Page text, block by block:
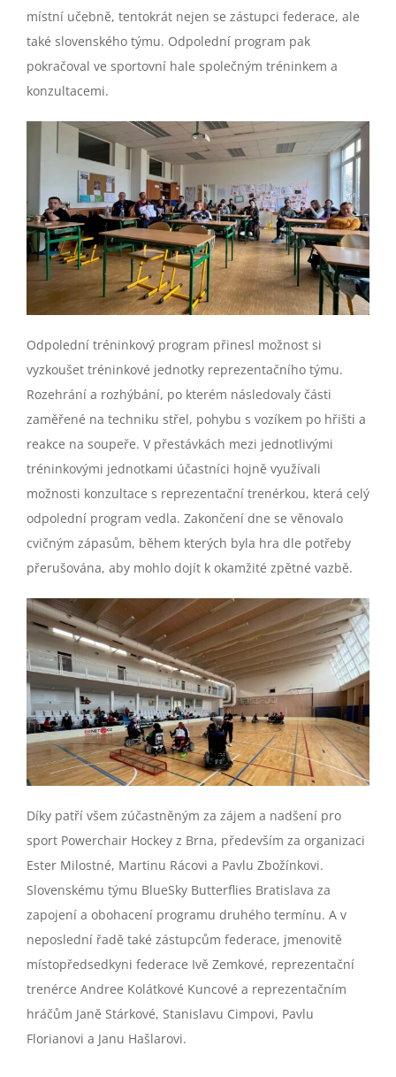
místní učebně, tentokrát nejen se zástupci federace, ale
také slovenského týmu. Odpolední program pak
pokračoval ve sportovní hale společným tréninkem a
konzultacemi.
Odpolední tréninkový program přinesl možnost si
vyzkoušet tréninkové jednotky reprezentačního týmu.
Rozehrání a rozhýbání, po kterém následovaly části
zaměřené na techniku střel, pohybu s vozíkem po hřišti a
reakce na soupeře. V přestávkách mezi jednotlivými
tréninkovými jednotkami účastníci hojně využívali
možnosti konzultace s reprezentační trenérkou, která celý
odpolední program vedla. Zakončení dne se věnovalo
cvičným zápasům, během kterých byla hra dle potřeby
přerušována, aby mohlo dojít k okamžité zpětné vazbě.
Díky patří všem zúčastněným za zájem a nadšení pro
sport Powerchair Hockey z Brna, především za organizaci
Ester Milostné, Martinu Rácovi a Pavlu Zbožínkovi.
Slovenskému týmu BlueSky Butterflies Bratislava za
zapojení a obohacení programu druhého termínu. A v
neposlední řadě také zástupcům federace, jmenovitě
místopředsedkyni federace Ivě Zemkové, reprezentační
trenérce Andree Kolátkové Kuncové a reprezentačním
hráčům Janě Stárkové, Stanislavu Cimpovi, Pavlu
Florianovi a Janu Hašlarovi.